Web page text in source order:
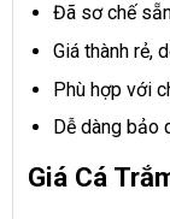
Đã sơ chế
Giá thành rẻ,
Phù hợp với
Dễ dàng bảo
Giá Cá